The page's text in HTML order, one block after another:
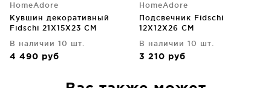
HomeAdore
Кувшин декоративный
Fidschi 21X15X23 CM
В наличии 10 шт.
4 490 руб
HomeAdore
Подсвечник Fidschi
12X12X26 CM
В наличии 10 шт.
3 210 руб